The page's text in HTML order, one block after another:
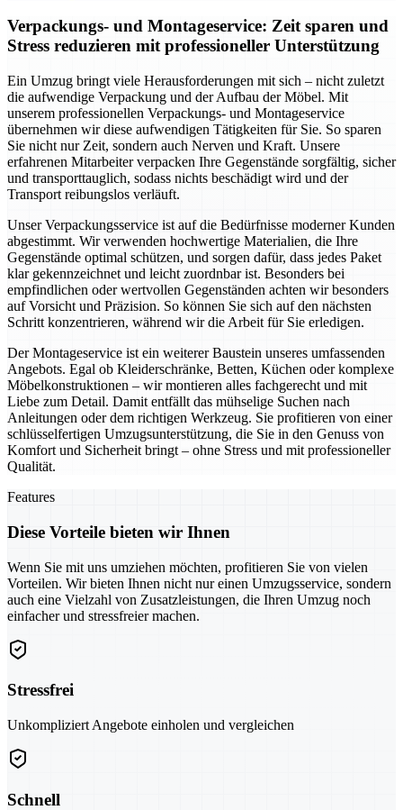
Verpackungs- und Montageservice: Zeit sparen und
Stress reduzieren mit professioneller Unterstützung
Ein Umzug bringt viele Herausforderungen mit sich – nicht zuletzt
die aufwendige Verpackung und der Aufbau der Möbel. Mit
unserem professionellen Verpackungs- und Montageservice
übernehmen wir diese aufwendigen Tätigkeiten für Sie. So sparen
Sie nicht nur Zeit, sondern auch Nerven und Kraft. Unsere
erfahrenen Mitarbeiter verpacken Ihre Gegenstände sorgfältig, sicher
und transporttauglich, sodass nichts beschädigt wird und der
Transport reibungslos verläuft.
Unser Verpackungsservice ist auf die Bedürfnisse moderner Kunden
abgestimmt. Wir verwenden hochwertige Materialien, die Ihre
Gegenstände optimal schützen, und sorgen dafür, dass jedes Paket
klar gekennzeichnet und leicht zuordnbar ist. Besonders bei
empfindlichen oder wertvollen Gegenständen achten wir besonders
auf Vorsicht und Präzision. So können Sie sich auf den nächsten
Schritt konzentrieren, während wir die Arbeit für Sie erledigen.
Der Montageservice ist ein weiterer Baustein unseres umfassenden
Angebots. Egal ob Kleiderschränke, Betten, Küchen oder komplexe
Möbelkonstruktionen – wir montieren alles fachgerecht und mit
Liebe zum Detail. Damit entfällt das mühselige Suchen nach
Anleitungen oder dem richtigen Werkzeug. Sie profitieren von einer
schlüsselfertigen Umzugsunterstützung, die Sie in den Genuss von
Komfort und Sicherheit bringt – ohne Stress und mit professioneller
Qualität.
Features
Diese Vorteile bieten wir Ihnen
Wenn Sie mit uns umziehen möchten, profitieren Sie von vielen
Vorteilen. Wir bieten Ihnen nicht nur einen Umzugsservice, sondern
auch eine Vielzahl von Zusatzleistungen, die Ihren Umzug noch
einfacher und stressfreier machen.
Stressfrei
Unkompliziert Angebote einholen und vergleichen
Schnell